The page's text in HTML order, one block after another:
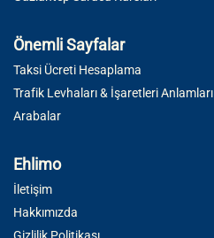
Önemli Sayfalar
Taksi Ücreti Hesaplama
Trafik Levhaları & İşaretleri Anlamları
Arabalar
Ehlimo
İletişim
Hakkımızda